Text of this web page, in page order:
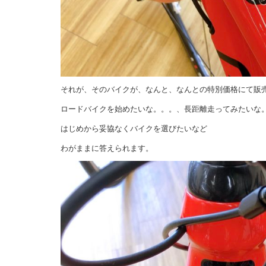
それが、そのバイクが、なんと、なんとの特別価格にて販
ロードバイクを始めたいな。。。、長距離走ってみたい
はじめから妥協なくバイクを選びたいなど
わがままに答えられます。